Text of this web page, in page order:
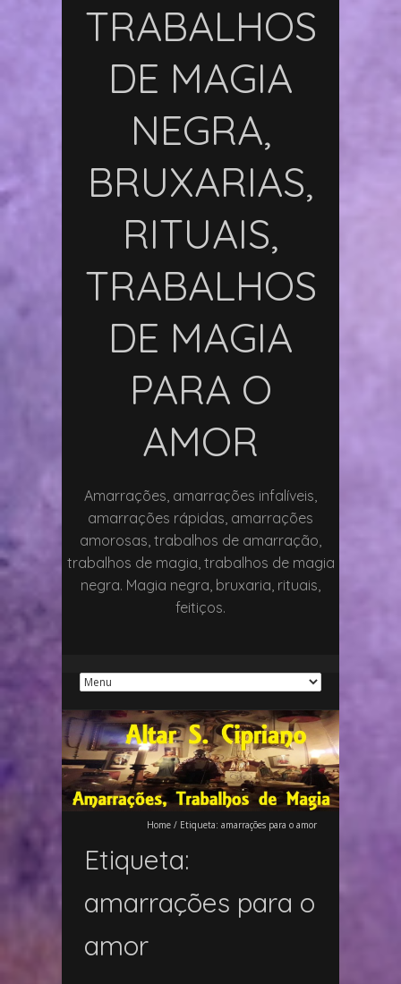
TRABALHOS
DE MAGIA
NEGRA,
BRUXARIAS,
RITUAIS,
TRABALHOS
DE MAGIA
PARA O
AMOR
Amarrações, amarrações infalíveis,
amarrações rápidas, amarrações
amorosas, trabalhos de amarração,
trabalhos de magia, trabalhos de magia
negra. Magia negra, bruxaria, rituais,
feitiços.
Home / Etiqueta: amarrações para o amor
Etiqueta:
amarrações para o
amor